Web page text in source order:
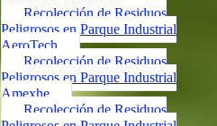
Recolección de Residuos
Peligrosos en Parque Industrial
AeroTech
Recolección de Residuos
Peligrosos en Parque Industrial
Amexhe
Recolección de Residuos